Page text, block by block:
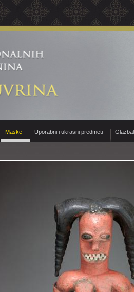
Maske Uporabni i ukrasni predmeti